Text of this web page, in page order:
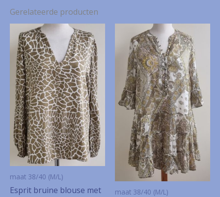
Gerelateerde producten
maat 38/40 (M/L)
Esprit bruine blouse met
maat 38/40 (M/L)